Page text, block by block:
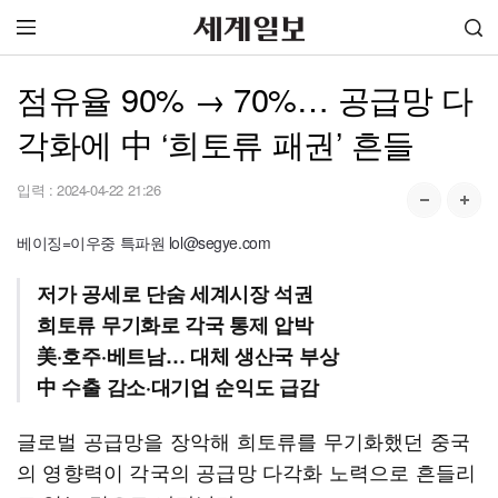
점유율 90% → 70%… 공급망 다
각화에 中 ‘희토류 패권’ 흔들
입력 : 2024-04-22 21:26
베이징=이우중 특파원 lol@segye.com
저가 공세로 단숨 세계시장 석권
희토류 무기화로 각국 통제 압박
美·호주·베트남… 대체 생산국 부상
中 수출 감소·대기업 순익도 급감
글로벌 공급망을 장악해 희토류를 무기화했던 중국
의 영향력이 각국의 공급망 다각화 노력으로 흔들리